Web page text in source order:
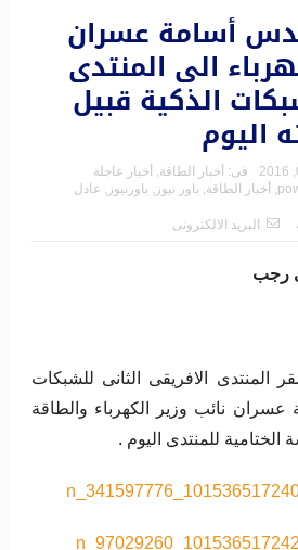
أسامة عسران
الى المنتدى
الذكية قبيل
اليوم
فى: أخبار الطاقة
أخبار عاجلة
أخبار الطاقة باور نيوز باورنيوز
عادل
البريد الالكترونى
رجب
المنتدى الافريقى الثانى للشبكات
عسران نائب وزير الكهرباء والطاقة
الختامية للمنتدى اليوم .